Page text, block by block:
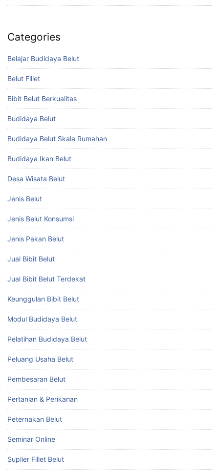
Categories
Belajar Budidaya Belut
Belut Fillet
Bibit Belut Berkualitas
Budidaya Belut
Budidaya Belut Skala Rumahan
Budidaya Ikan Belut
Desa Wisata Belut
Jenis Belut
Jenis Belut Konsumsi
Jenis Pakan Belut
Jual Bibit Belut
Jual Bibit Belut Terdekat
Keunggulan Bibit Belut
Modul Budidaya Belut
Pelatihan Budidaya Belut
Peluang Usaha Belut
Pembesaran Belut
Pertanian & Perikanan
Peternakan Belut
Seminar Online
Suplier Fillet Belut